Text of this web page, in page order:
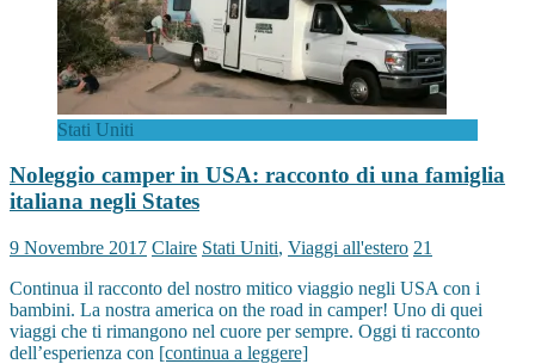
Stati Uniti
Noleggio camper in USA: racconto di una famiglia
italiana negli States
9 Novembre 2017 Claire Stati Uniti, Viaggi all'estero 21
Continua il racconto del nostro mitico viaggio negli USA con i
bambini. La nostra america on the road in camper! Uno di quei
viaggi che ti rimangono nel cuore per sempre. Oggi ti racconto
dell’esperienza con [continua a leggere]